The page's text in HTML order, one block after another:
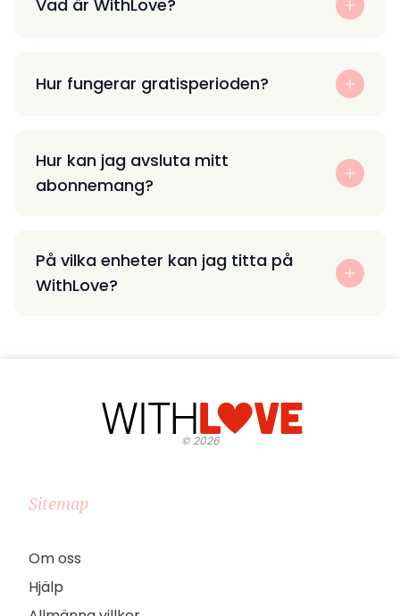
Vad är WithLove?
Hur fungerar gratisperioden?
Hur kan jag avsluta mitt
abonnemang?
På vilka enheter kan jag titta på
WithLove?
©2026
Sitemap
Om oss
Hjälp